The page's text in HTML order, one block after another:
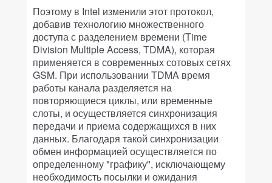
Поэтому в Intel изменили этот протокол,
добавив технологию множественного
доступа с разделением времени (Time
Division Multiple Access, TDMA), которая
применяется в современных сотовых сетях
GSM. При использовании TDMA время
работы канала разделяется на
повторяющиеся циклы, или временные
слоты, и осуществляется синхронизация
передачи и приема содержащихся в них
данных. Благодаря такой синхронизации
обмен информацией осуществляется по
определенному "графику", исключающему
необходимость посылки и ожидания